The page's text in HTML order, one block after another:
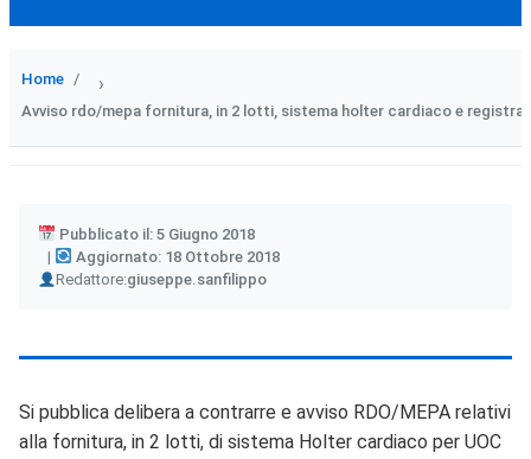
Home ›
Avviso rdo/mepa fornitura, in 2 lotti, sistema holter cardiaco e
Pubblicato il: 5 Giugno 2018
Aggiornato: 18 Ottobre 2018
Redattore:
Author giuseppe.sanfilippo
Si pubblica delibera a contrarre e avviso RDO/MEPA relativi
alla fornitura, in 2 lotti, di sistema Holter cardiaco per UOC